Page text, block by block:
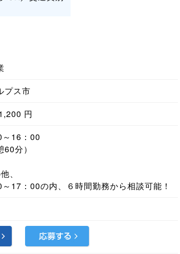
プス市
円
16：00
60分）
、
17：00の内、６時間勤務から相談可能！